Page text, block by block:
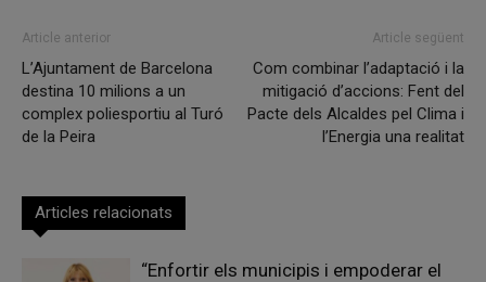
Article anterior
L’Ajuntament de Barcelona
destina 10 milions a un
complex poliesportiu al Turó
de la Peira
Article següent
Com combinar l’adaptació i la
mitigació d’accions: Fent del
Pacte dels Alcaldes pel Clima i
l’Energia una realitat
Articles relacionats
“Enfortir els municipis i empoderar el